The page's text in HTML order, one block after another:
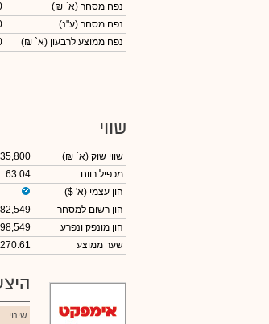
נפח מסחר (א` ₪)
נפח מסחר (ע"נ)
נפח ממוצע לרבעון (א` ₪)
שווי
שווי שוק (א` ₪)
מכפיל רווח
63.04
הון עצמי (א' $)
הון רשום למסחר
הון מונפק ונפרע
שער ממוצע
שינוי